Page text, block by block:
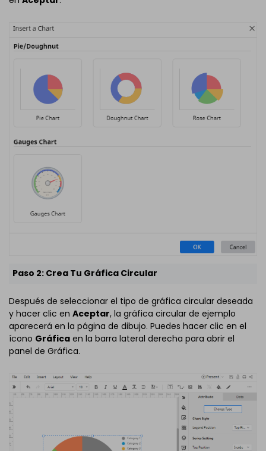
Paso 2: Crea Tu Gráfica Circular
Después de seleccionar el tipo de gráfica circular deseada
y hacer clic en Aceptar, la gráfica circular de ejemplo
aparecerá en la página de dibujo. Puedes hacer clic en el
ícono Gráfica en la barra lateral derecha para abrir el
panel de Gráfica.